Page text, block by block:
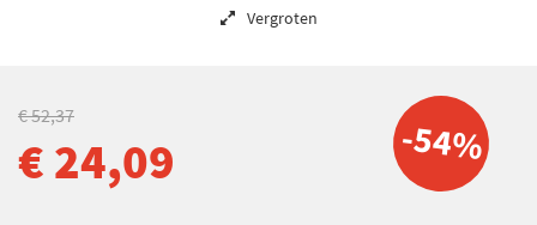
Vergroten
-54%
€ 52,37
€ 24,09